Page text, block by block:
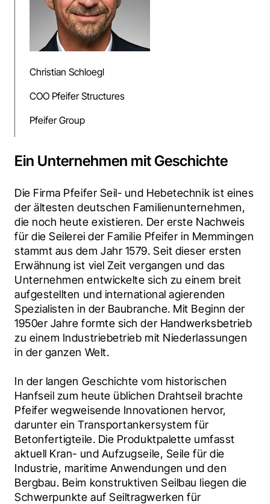
Christian Schloegl
COO Pfeifer Structures
Pfeifer Group
Ein Unternehmen mit Geschichte
Die Firma Pfeifer Seil- und Hebetechnik ist eines
der ältesten deutschen Familienunternehmen,
die noch heute existieren. Der erste Nachweis
für die Seilerei der Familie Pfeifer in Memmingen
stammt aus dem Jahr 1579. Seit dieser ersten
Erwähnung ist viel Zeit vergangen und das
Unternehmen entwickelte sich zu einem breit
aufgestellten und international agierenden
Spezialisten in der Baubranche. Mit Beginn der
1950er Jahre formte sich der Handwerksbetrieb
zu einem Industriebetrieb mit Niederlassungen
in der ganzen Welt.
In der langen Geschichte vom historischen
Hanfseil zum heute üblichen Drahtseil brachte
Pfeifer wegweisende Innovationen hervor,
darunter ein Transportankersystem für
Betonfertigteile. Die Produktpalette umfasst
aktuell Kran- und Aufzugseile, Seile für die
Industrie, maritime Anwendungen und den
Bergbau. Beim konstruktiven Seilbau liegen die
Schwerpunkte auf Seiltragwerken für